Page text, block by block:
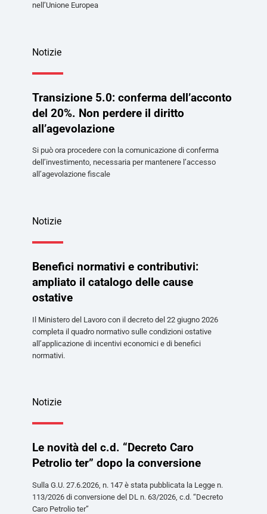
nell’Unione Europea
Notizie
Transizione 5.0: conferma dell’acconto
del 20%. Non perdere il diritto
all’agevolazione
Si può ora procedere con la comunicazione di conferma
dell’investimento, necessaria per mantenere l’accesso
all’agevolazione fiscale
Notizie
Benefici normativi e contributivi:
ampliato il catalogo delle cause
ostative
Il Ministero del Lavoro con il decreto del 22 giugno 2026
completa il quadro normativo sulle condizioni ostative
all’applicazione di incentivi economici e di benefici
normativi.
Notizie
Le novità del c.d. “Decreto Caro
Petrolio ter” dopo la conversione
Sulla G.U. 27.6.2026, n. 147 è stata pubblicata la Legge n.
113/2026 di conversione del DL n. 63/2026, c.d. “Decreto
Caro Petrolio ter”